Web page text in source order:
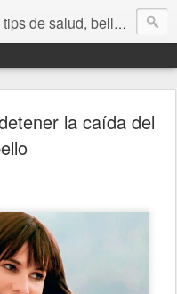
belleza y cuidado personal.
la caída del